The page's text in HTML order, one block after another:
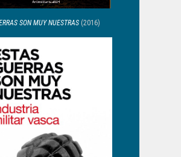
SON MUY NUESTRAS (2016)